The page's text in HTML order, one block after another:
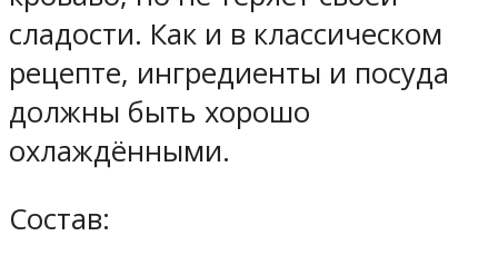
сладости. Как и в классическом
рецепте, ингредиенты и посуда
должны быть хорошо
охлаждёнными.
Состав: